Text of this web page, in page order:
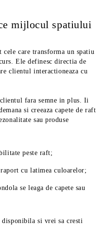
mijlocul spatiului
care transforma un spatiu
Ele definesc directia de
clientul interactioneaza cu
fara semne in plus. Ii
si creeaza capete de raft
sau produse
peste raft;
cu latimea culoarelor;
se leaga de capete sau
disponibila si vrei sa cresti